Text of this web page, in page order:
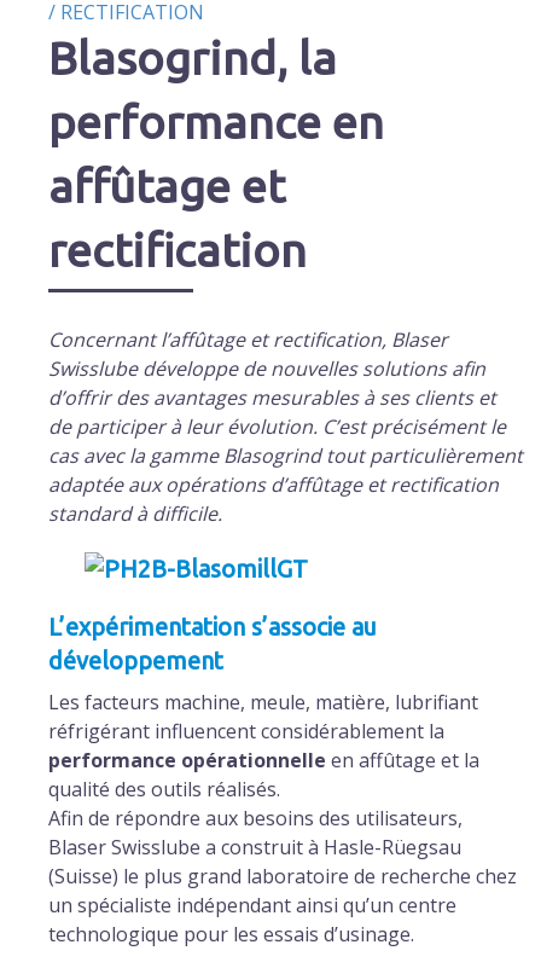
/ RECTIFICATION
Blasogrind, la
performance en
affûtage et
rectification
Concernant l’affûtage et rectification, Blaser
Swisslube développe de nouvelles solutions afin
d’offrir des avantages mesurables à ses clients et
de participer à leur évolution. C’est précisément le
cas avec la gamme Blasogrind tout particulièrement
adaptée aux opérations d’affûtage et rectification
standard à difficile.
L’expérimentation s’associe au
développement
Les facteurs machine, meule, matière, lubrifiant
réfrigérant influencent considérablement la
performance opérationnelle en affûtage et la
qualité des outils réalisés.
Afin de répondre aux besoins des utilisateurs,
Blaser Swisslube a construit à Hasle-Rüegsau
(Suisse) le plus grand laboratoire de recherche chez
un spécialiste indépendant ainsi qu’un centre
technologique pour les essais d’usinage.